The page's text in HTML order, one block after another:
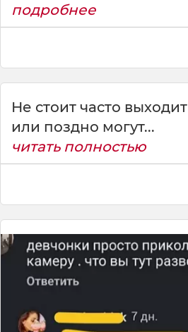
подробнее
Не стоит часто
или поздно могут...
читать полностью